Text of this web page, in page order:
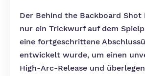
Der Behind the Backboard Shot
nur ein Trickwurf auf dem
eine fortgeschrittene
entwickelt wurde, um einen
High-Arc-Release und